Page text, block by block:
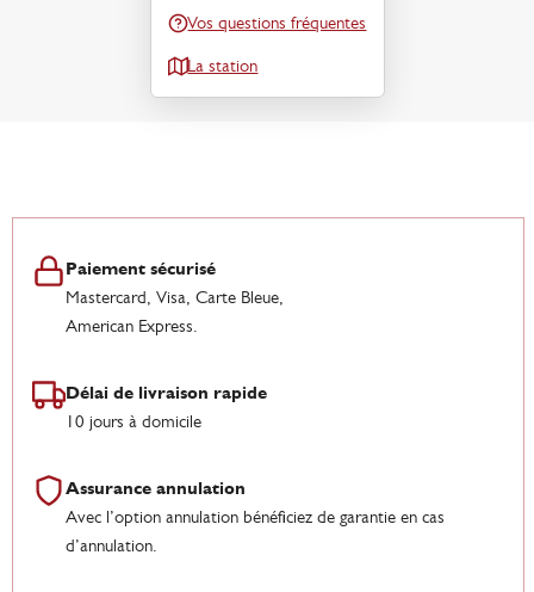
Vos questions fréquentes
La station
Paiement sécurisé
Mastercard, Visa, Carte Bleue,
American Express.
Délai de livraison rapide
10 jours à domicile
Assurance annulation
Avec l’option annulation bénéficiez de garantie en cas
d’annulation.